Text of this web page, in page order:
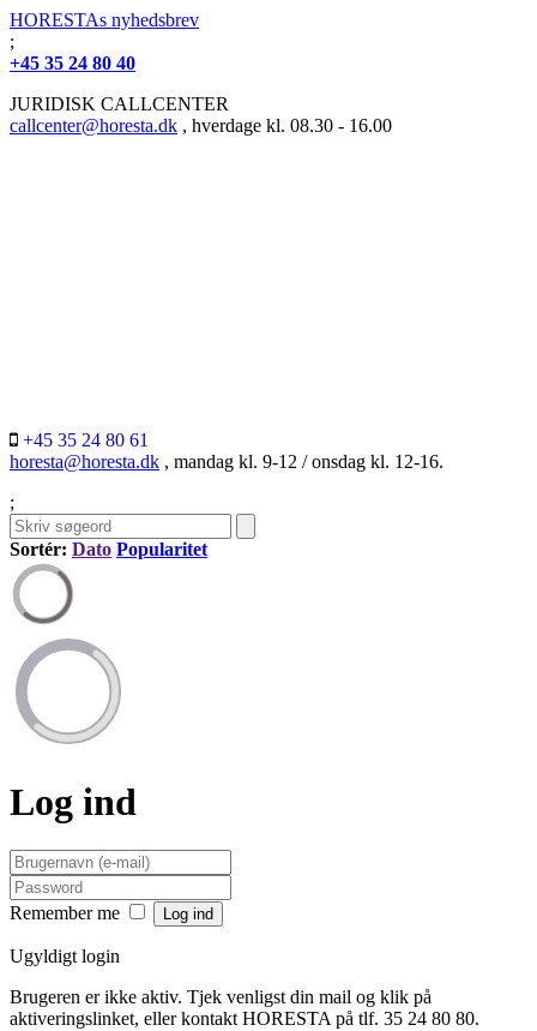
HORESTAs nyhedsbrev
;
+45 35 24 80 40
JURIDISK CALLCENTER
callcenter@horesta.dk , hverdage kl. 08.30 - 16.00
+45 35 24 80 61
horesta@horesta.dk , mandag kl. 9-12 / onsdag kl. 12-16.
;
Sortér: Dato Popularitet
Log ind
Remember me
Ugyldigt login
Brugeren er ikke aktiv. Tjek venligst din mail og klik på
aktiveringslinket, eller kontakt HORESTA på tlf. 35 24 80 80.